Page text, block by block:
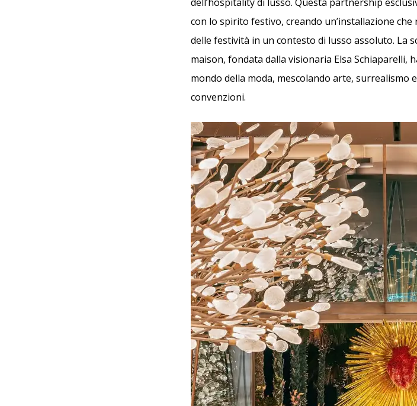
con lo spirito festivo, creando un’installazione che
delle festività in un contesto di lusso assoluto. La
maison, fondata dalla visionaria Elsa Schiaparelli,
mondo della moda, mescolando arte, surrealismo
convenzioni.